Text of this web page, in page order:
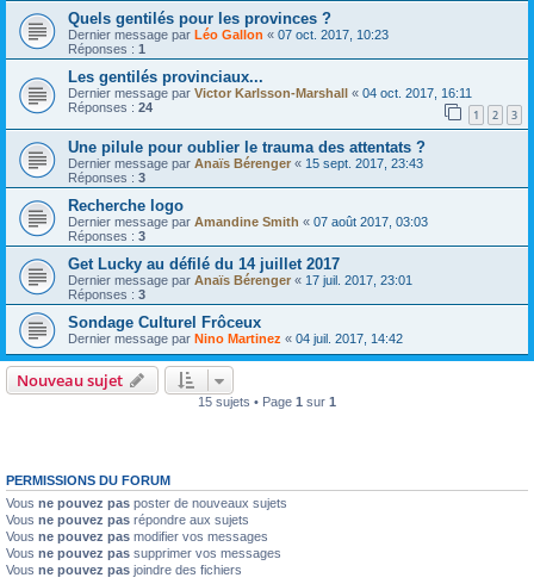
Quels gentilés pour les provinces ?
Dernier message par Léo Gallon « 07 oct. 2017, 10:23
Réponses : 1
Les gentilés provinciaux...
Dernier message par Victor Karlsson-Marshall « 04 oct. 2017, 16:11
Réponses : 24 1 2 3
Une pilule pour oublier le trauma des attentats ?
Dernier message par Anaïs Bérenger « 15 sept. 2017, 23:43
Réponses : 3
Recherche logo
Dernier message par Amandine Smith « 07 août 2017, 03:03
Réponses : 3
Get Lucky au défilé du 14 juillet 2017
Dernier message par Anaïs Bérenger « 17 juil. 2017, 23:01
Réponses : 3
Sondage Culturel Frôceux
Dernier message par Nino Martinez « 04 juil. 2017, 14:42
Nouveau sujet
15 sujets • Page 1 sur 1
PERMISSIONS DU FORUM
Vous ne pouvez pas poster de nouveaux sujets
Vous ne pouvez pas répondre aux sujets
Vous ne pouvez pas modifier vos messages
Vous ne pouvez pas supprimer vos messages
Vous ne pouvez pas joindre des fichiers